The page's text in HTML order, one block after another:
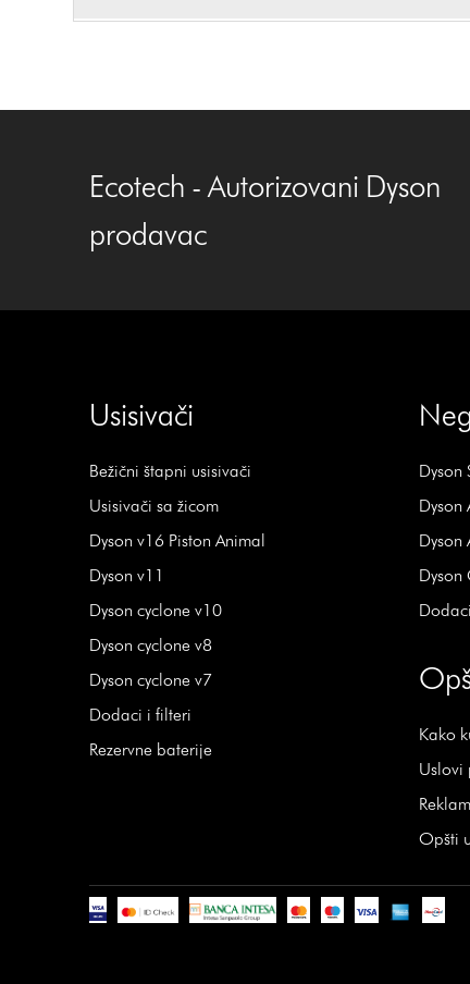
Ecotech - Autorizovani Dyson
prodavac
Usisivači
Bežični štapni usisivači
Usisivači sa žicom
Dyson v16 Piston Animal
Dyson v11
Dyson cyclone v10
Dyson cyclone v8
Dyson cyclone v7
Dodaci i filteri
Rezervne baterije
Dyson
Dyson
Dyson
Dyson
Kako
Uslovi
Opšti